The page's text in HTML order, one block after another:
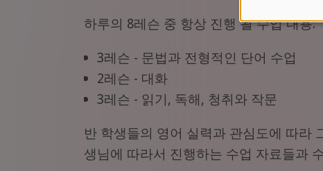
하루의 8레슨 중 항상 진행 될 수업 내용:
3레슨 - 문법과 전형적인 단어 수업
2레슨 - 대화
3레슨 - 읽기, 독해, 청취와 작문
반 학생들의 영어 실력과 관심도에 따라
생님에 따라서 진행하는 수업 자료들과